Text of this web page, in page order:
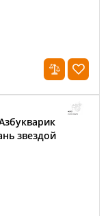
звездой